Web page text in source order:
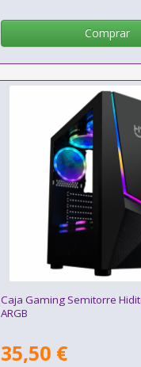
Comprar
Caja Gaming Semitorre
ARGB
35,50 €